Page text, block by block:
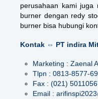
perusahaan kami juga
burner dengan redy
burner bisa hubungi
Kontak ⇔ PT indira
Marketing : Zaenal
Tlpn : 0813-8577-
Fax : (021)
Email :